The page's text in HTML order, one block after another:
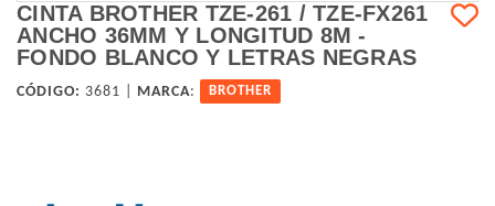
CINTA BROTHER TZE-261 / TZE-FX261
ANCHO 36MM Y LONGITUD 8M -
FONDO BLANCO Y LETRAS NEGRAS
CÓDIGO: 3681 | MARCA: BROTHER